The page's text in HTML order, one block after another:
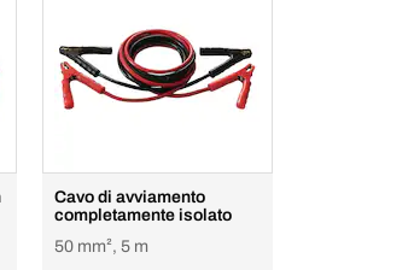
Cavo di avviamento
completamente isolato
50 mm², 5 m